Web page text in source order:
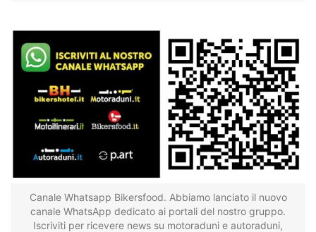
Canale Whatsapp Bikersfood. Abbiamo lanciato il nuovo
canale WhatsApp dedicato ai portali del nostro gruppo.
Iscriviti per ricevere news su motoraduni e autoraduni,